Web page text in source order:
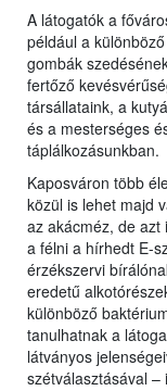
A látogatók a
például a
gombák
fertőző
társállataink, a
és a mesterséges
táplálkozásunkban.
Kaposváron több
közül is lehet majd
az akácméz, de
a félni a hírhedt E-
érzékszervi
eredetű
különböző
tanulhatnak a
látványos
szétválasztásával